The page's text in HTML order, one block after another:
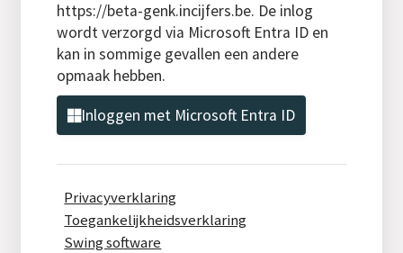
https://beta-genk.incijfers.be. De inlog
wordt verzorgd via Microsoft Entra ID en
kan in sommige gevallen een andere
opmaak hebben.
Inloggen met Microsoft Entra ID
Privacyverklaring
Toegankelijkheidsverklaring
Swing software